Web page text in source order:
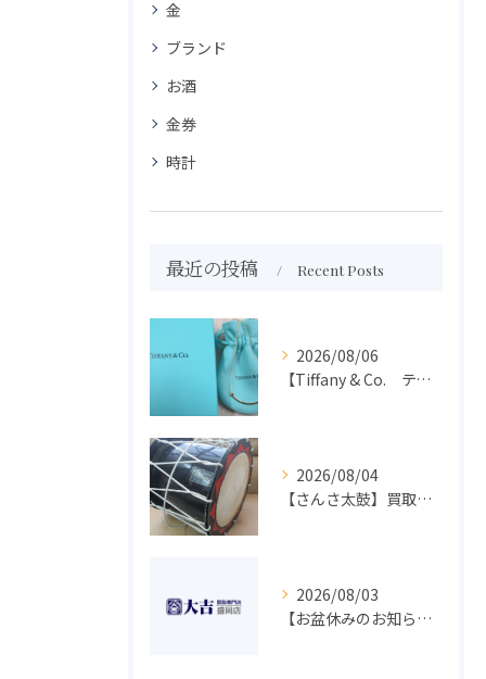
金
ブランド
お酒
金券
時計
最近の投稿 Recent Posts
2026/08/06
【Tiffany & Co. ティファニー】買取 大吉盛岡店 アクセサリー買取しました！！
2026/08/04
【さんさ太鼓】買取 大吉盛岡店 楽器 買取します！！
2026/08/03
【お盆休みのお知らせ】買取専門 大吉 盛岡店